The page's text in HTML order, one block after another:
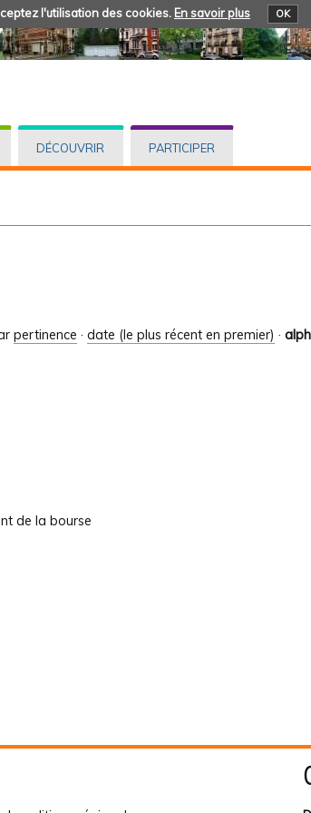
l'utilisation des cookies. En savoir plus OK
DÉCOUVRIR PARTICIPER
pertinence · date (le plus récent en premier) ·
de la bourse